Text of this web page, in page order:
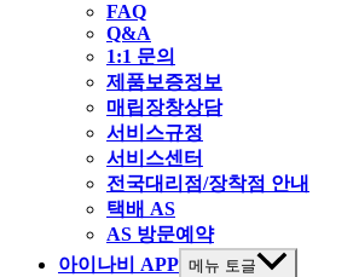
FAQ
Q&A
1:1 문의
제품보증정보
매립장창상담
서비스규정
서비스센터
전국대리점/장착점 안내
택배 AS
AS 방문예약
아이나비 APP 메뉴 토글